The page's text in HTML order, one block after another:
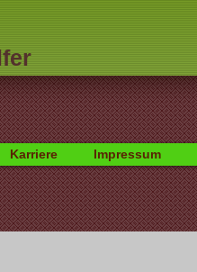
Karriere Impressum